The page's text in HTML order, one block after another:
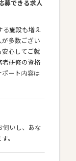
募できる求人
施設も増え
多数ござい
心してご就
研修の資格
ート内容は
伺いし、あな
。